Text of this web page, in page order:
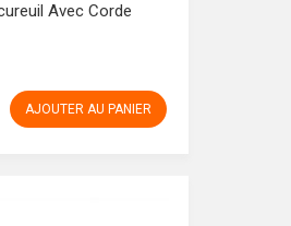
Avec Corde
AJOUTER AU PANIER